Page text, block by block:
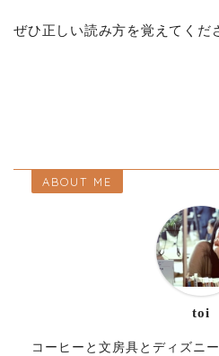
ぜひ正しい読み方を覚えてくだ
ABOUT ME
toi
コーヒーと文房具とディズニ